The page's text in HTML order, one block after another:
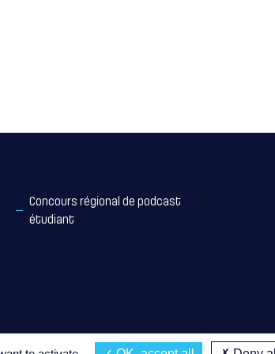
Concours régional de podcast
étudiant